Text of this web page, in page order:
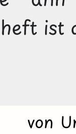
ist
von